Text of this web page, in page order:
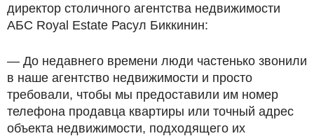
директор столичного агентства недвижимости
АБС Royal Estate Расул Биккинин:
— До недавнего времени люди частенько звонили
в наше агентство недвижимости и просто
требовали, чтобы мы предоставили им номер
телефона продавца квартиры или точный адрес
объекта недвижимости, подходящего их